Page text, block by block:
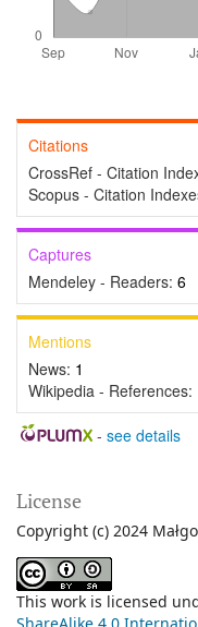
Citations
CrossRef - Citation
Scopus - Citation
Captures
Mendeley - Readers: 6
Mentions
News: 1
Wikipedia - References:
- see details
License
Copyright (c) 2024
This work is licensed
ShareAlike 4.0